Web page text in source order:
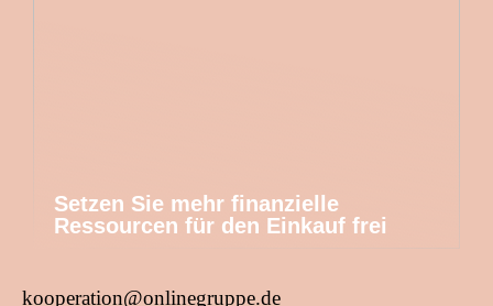
Setzen Sie mehr finanzielle
Ressourcen für den Einkauf frei
kooperation@onlinegruppe.de